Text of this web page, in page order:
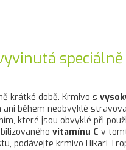
krátké době. Krmivo s
ani během neobvyklé
které jsou obvyklé při
vitamínu C v
podávejte krmivo Hikari